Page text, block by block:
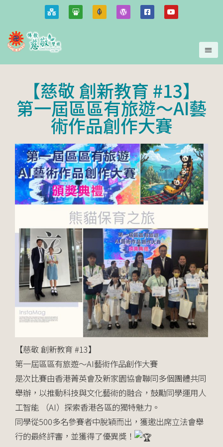
【慈敬 創新教育 #13】
第一屆區區有旅遊～AI藝
術作品創作大賽
【慈敬 創新教育 #13】
第一屆區區有旅遊～AI藝術作品創作大賽
是次比賽由香港菁英會及新家園協會聯同多個團體共同
舉辦，以推動科技與文化藝術的融合，鼓勵同學運用人
工智能 （AI）探索香港各區的獨特魅力。
同學從500多名參賽者中脫穎而出，獲邀出席立法會舉
行的最終評審，並獲得了優異獎！